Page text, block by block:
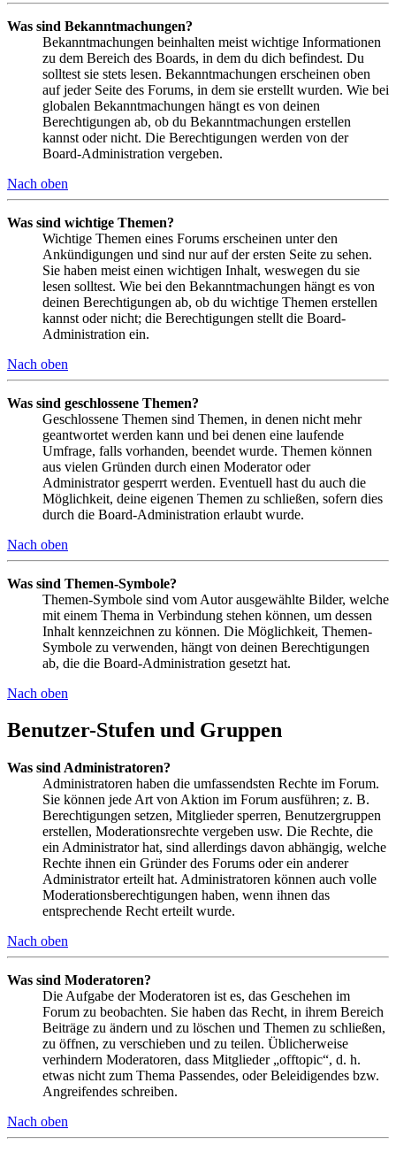
Was sind Bekanntmachungen?
Bekanntmachungen beinhalten meist wichtige Informationen
zu dem Bereich des Boards, in dem du dich befindest. Du
solltest sie stets lesen. Bekanntmachungen erscheinen oben
auf jeder Seite des Forums, in dem sie erstellt wurden. Wie bei
globalen Bekanntmachungen hängt es von deinen
Berechtigungen ab, ob du Bekanntmachungen erstellen
kannst oder nicht. Die Berechtigungen werden von der
Board-Administration vergeben.
Nach oben
Was sind wichtige Themen?
Wichtige Themen eines Forums erscheinen unter den
Ankündigungen und sind nur auf der ersten Seite zu sehen.
Sie haben meist einen wichtigen Inhalt, weswegen du sie
lesen solltest. Wie bei den Bekanntmachungen hängt es von
deinen Berechtigungen ab, ob du wichtige Themen erstellen
kannst oder nicht; die Berechtigungen stellt die Board-
Administration ein.
Nach oben
Was sind geschlossene Themen?
Geschlossene Themen sind Themen, in denen nicht mehr
geantwortet werden kann und bei denen eine laufende
Umfrage, falls vorhanden, beendet wurde. Themen können
aus vielen Gründen durch einen Moderator oder
Administrator gesperrt werden. Eventuell hast du auch die
Möglichkeit, deine eigenen Themen zu schließen, sofern dies
durch die Board-Administration erlaubt wurde.
Nach oben
Was sind Themen-Symbole?
Themen-Symbole sind vom Autor ausgewählte Bilder, welche
mit einem Thema in Verbindung stehen können, um dessen
Inhalt kennzeichnen zu können. Die Möglichkeit, Themen-
Symbole zu verwenden, hängt von deinen Berechtigungen
ab, die die Board-Administration gesetzt hat.
Nach oben
Benutzer-Stufen und Gruppen
Was sind Administratoren?
Administratoren haben die umfassendsten Rechte im Forum.
Sie können jede Art von Aktion im Forum ausführen; z. B.
Berechtigungen setzen, Mitglieder sperren, Benutzergruppen
erstellen, Moderationsrechte vergeben usw. Die Rechte, die
ein Administrator hat, sind allerdings davon abhängig, welche
Rechte ihnen ein Gründer des Forums oder ein anderer
Administrator erteilt hat. Administratoren können auch volle
Moderationsberechtigungen haben, wenn ihnen das
entsprechende Recht erteilt wurde.
Nach oben
Was sind Moderatoren?
Die Aufgabe der Moderatoren ist es, das Geschehen im
Forum zu beobachten. Sie haben das Recht, in ihrem Bereich
Beiträge zu ändern und zu löschen und Themen zu schließen,
zu öffnen, zu verschieben und zu teilen. Üblicherweise
verhindern Moderatoren, dass Mitglieder „offtopic“, d. h.
etwas nicht zum Thema Passendes, oder Beleidigendes bzw.
Angreifendes schreiben.
Nach oben